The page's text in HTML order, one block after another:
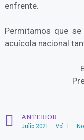
enfrente.
Permitamos que
acuícola nacional
ANTERIOR
Julio 2021 – Vol. 1 –